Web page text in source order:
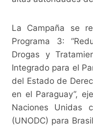
La Campaña se
Programa 3:
Drogas y
Integrado para el
del Estado de
en el Paraguay”,
Naciones Unidas
(UNODC) para